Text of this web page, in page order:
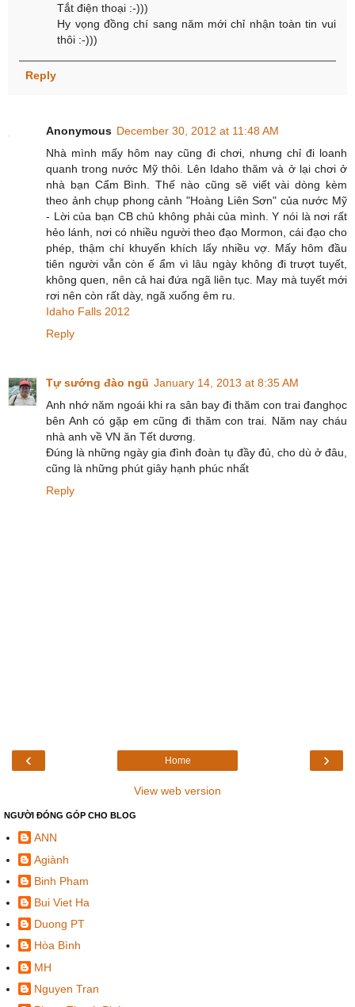
Tắt điện thoại :-)))
Hy vọng đồng chí sang năm mới chỉ nhận toàn tin vui
thôi :-)))
Reply
Anonymous December 30, 2012 at 11:48 AM
Nhà mình mấy hôm nay cũng đi chơi, nhưng chỉ đi loanh
quanh trong nước Mỹ thôi. Lên Idaho thăm và ở lại chơi ở
nhà bạn Cẩm Bình. Thế nào cũng sẽ viết vài dòng kèm
theo ảnh chụp phong cảnh "Hoàng Liên Sơn" của nước Mỹ
- Lời của bạn CB chủ không phải của mình. Y nói là nơi rất
hẻo lánh, nơi có nhiều người theo đạo Mormon, cái đạo cho
phép, thậm chí khuyến khích lấy nhiều vợ. Mấy hôm đầu
tiên người vẫn còn ế ẩm vì lâu ngày không đi trượt tuyết,
không quen, nên cả hai đứa ngã liên tục. May mà tuyết mới
rơi nên còn rất dày, ngã xuống êm ru.
Idaho Falls 2012
Reply
Tự sướng đào ngũ January 14, 2013 at 8:35 AM
Anh nhớ năm ngoái khi ra sân bay đi thăm con trai đanghọc
bên Anh có gặp em cũng đi thăm con trai. Năm nay cháu
nhà anh về VN ăn Tết dương.
Đúng là những ngày gia đình đoàn tụ đầy đủ, cho dù ở đâu,
cũng là những phút giây hạnh phúc nhất
Reply
‹ ›
Home
View web version
NGƯỜI ĐÓNG GÓP CHO BLOG
ANN
Agiành
Binh Pham
Bui Viet Ha
Duong PT
Hòa Bình
MH
Nguyen Tran